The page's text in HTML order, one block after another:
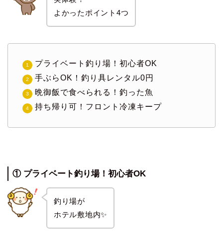
よかったポイント4つ
プライベート釣り場！初心者OK
手ぶらOK！釣り具レンタル0円
晩御飯で食べられる！釣った魚
持ち帰り可！フロント冷凍キープ
① プライベート釣り場！初心者OK
釣り場が
ホテル敷地内✨